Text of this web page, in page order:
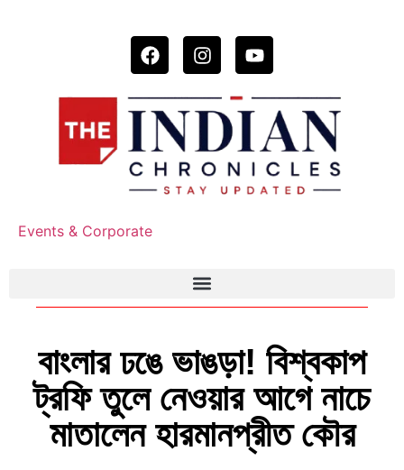
Events & Corporate
বাংলার ঢঙে ভাঙড়া! বিশ্বকাপ
ট্রফি তুলে নেওয়ার আগে নাচে
মাতালেন হারমানপ্রীত কৌর